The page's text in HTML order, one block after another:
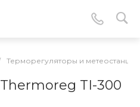
Терморегуляторы и
TI-300